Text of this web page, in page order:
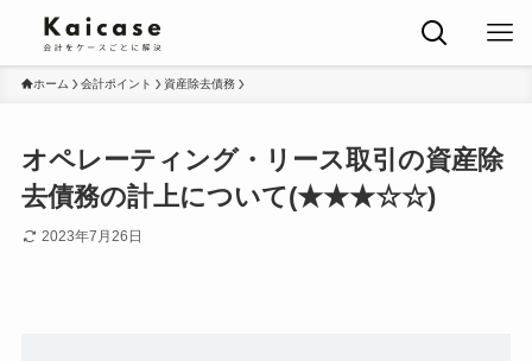
ホーム 会計ポイント 資産除去債務
オペレーティング・リース取引の資産除
去債務の計上について(★★★☆☆)
2023年7月26日